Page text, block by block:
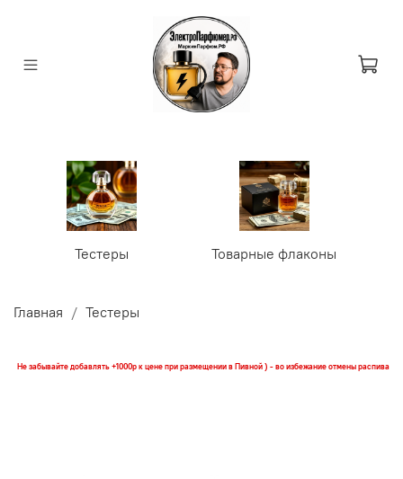
Тестеры Товарные флаконы
Главная Тестеры
Не забывайте добавлять +1000р к цене при размещении в Пивной ) - во избежание отмены распива